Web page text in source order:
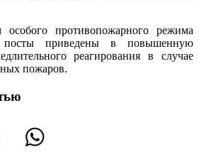
противопожарного режима
приведены в повышенную
реагирования в случае
пожаров.